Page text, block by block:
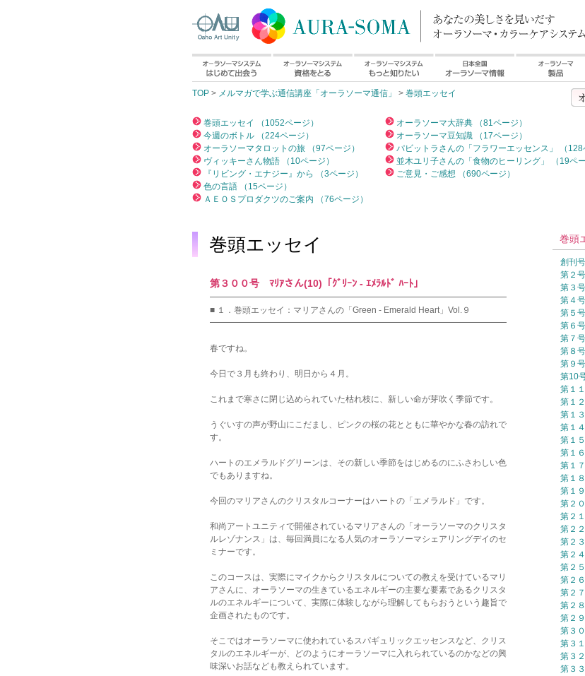
TOP > メルマガで学ぶ通信講座「オーラソーマ通信」 > 巻頭エッセイ
巻頭エッセイ （1052ページ）
今週のボトル （224ページ）
オーラソーマタロットの旅 （97ページ）
ヴィッキーさん物語 （10ページ）
『リビング・エナジー』から （3ページ）
色の言語 （15ページ）
ＡＥＯＳプロダクツのご案内 （76ページ）
オーラソーマ大辞典 （81ページ）
オーラソーマ豆知識 （17ページ）
パビットラさんの「フラワーエッセンス」 （128
並木ユリ子さんの「食物のヒーリング」 （19ペー
ご意見・ご感想 （690ページ）
巻頭エッセイ
第３００号 ﾏﾘｱさん(10)「ｸﾞﾘｰﾝ - ｴﾒﾗﾙﾄﾞ ﾊｰﾄ」
━━━━━━━━━━━━━━━━━━━━━━━━━━━━━━━━━━━
■ １．巻頭エッセイ：マリアさんの「Green - Emerald Heart」Vol.９
━━━━━━━━━━━━━━━━━━━━━━━━━━━━━━━━━━━
春ですね。
今日で３月も終わり、明日から４月。
これまで寒さに閉じ込められていた枯れ枝に、新しい命が芽吹く季節です。
うぐいすの声が野山にこだまし、ピンクの桜の花とともに華やかな春の訪れで
す。
ハートのエメラルドグリーンは、その新しい季節をはじめるのにふさわしい色
でもありますね。
今回のマリアさんのクリスタルコーナーはハートの「エメラルド」です。
和尚アートユニティで開催されているマリアさんの「オーラソーマのクリスタ
ルレゾナンス」は、毎回満員になる人気のオーラソーマシェアリングデイのセ
ミナーです。
このコースは、実際にマイクからクリスタルについての教えを受けているマリ
アさんに、オーラソーマの生きているエネルギーの主要な要素であるクリスタ
ルのエネルギーについて、実際に体験しながら理解してもらおうという趣旨で
企画されたものです。
そこではオーラソーマに使われているスパギュリックエッセンスなど、クリス
タルのエネルギーが、どのようにオーラソーマに入れられているのかなどの興
味深いお話なども教えられています。
巻頭
創刊
第２
第３
第４
第５
第６
第７
第８
第９
第10
第１
第１
第１
第１
第１
第１
第１
第１
第１
第２
第２
第２
第２
第２
第２
第２
第２
第２
第２
第３
第３
第３
第３